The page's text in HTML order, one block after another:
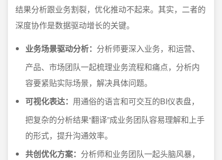
结果分析跟业务割裂，优化推动不起来。其实，二者的
深度协作是数据驱动增长的关键。
业务场景驱动分析： 分析师要深入业务，和运营、
产品、市场团队一起梳理业务流程和痛点，分析内
容要紧贴实际场景，解决具体问题。
可视化表达： 用通俗的语言和可交互的BI仪表盘，
把复杂的分析结果“翻译”成业务团队容易理解和上手
的形式，提升沟通效率。
共创优化方案： 分析师和业务团队一起头脑风暴，